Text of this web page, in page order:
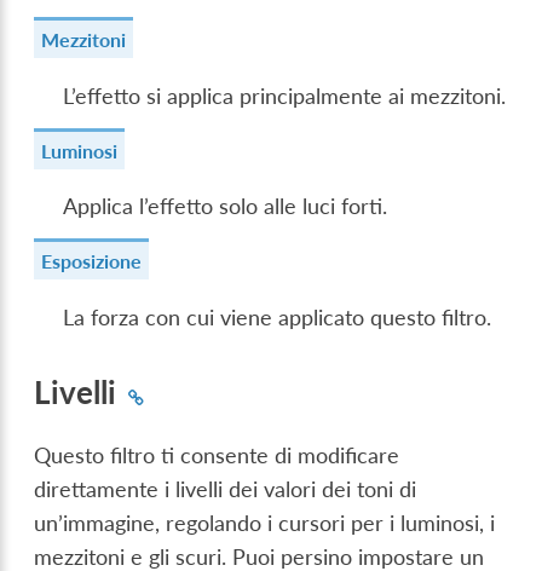
Mezzitoni
L’effetto si applica principalmente ai mezzitoni.
Luminosi
Applica l’effetto solo alle luci forti.
Esposizione
La forza con cui viene applicato questo filtro.
Livelli
Questo filtro ti consente di modificare
direttamente i livelli dei valori dei toni di
un’immagine, regolando i cursori per i luminosi, i
mezzitoni e gli scuri. Puoi persino impostare un